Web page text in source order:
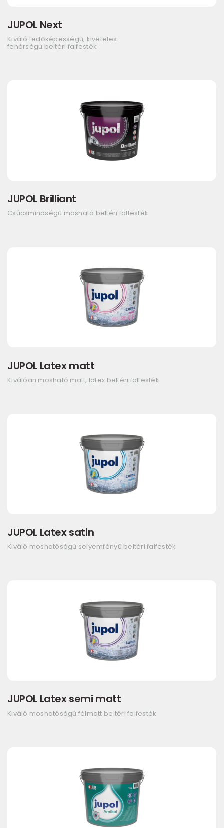
JUPOL Next
Kiváló fedőképességű, kivételes
fehérségű beltéri falfesték
JUPOL Brilliant
Csúcsminőségű mosható beltéri falfesték
JUPOL Latex matt
Kiválóan mosható matt, latex beltéri falfesték
JUPOL Latex satin
Kiváló moshatóságú selyemfényű beltéri falfesték
JUPOL Latex semi matt
Kiváló moshatóságú félmatt beltéri falfesték